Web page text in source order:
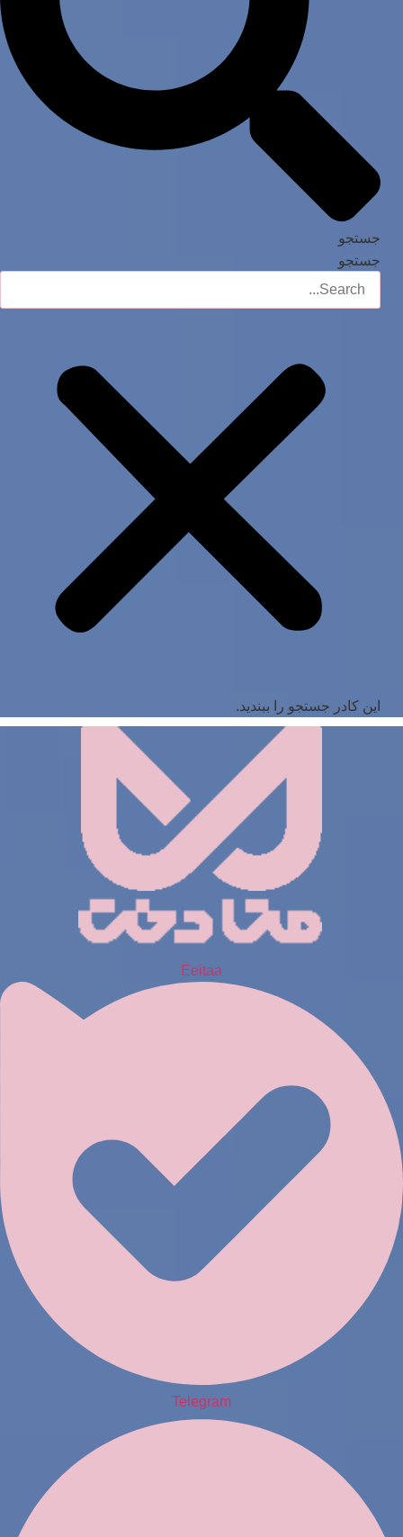
جستجو
جستجو
این کادر جستجو را ببندید.
Eeitaa
Telegram